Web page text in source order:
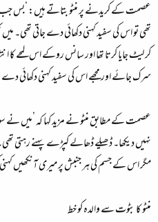
عصمت کے کریدنے پر منٹو بتاتے ہیں: ’بس جب
تھی تو اس کی سفید کہنی دکھائی دے جاتی تھی۔
کر لیٹ جایا کرتا تھا اور سانس روکے اس لمحے کا
سرک جائے اور مجھے اس کی سفید کہنی دکھائی
عصمت کے مطابق منٹو نے مزید کہا کہ ’میں
نہیں دیکھا۔ ڈھیلے ڈھالے کپڑے پہنے رہتی
مگر اس کے جسم کی ہر جنبش پر میری آنکھیں
منٹو کا بٹوت سے والدہ کو خط